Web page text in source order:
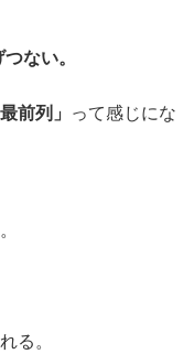
ない。
前列」
って感じにな
る。